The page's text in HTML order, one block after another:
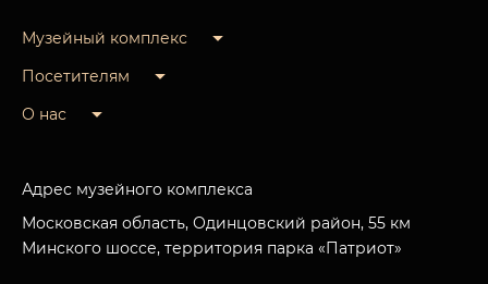
Музейный комплекс
Посетителям
О нас
Адрес музейного комплекса
Московская область, Одинцовский район, 55 км
Минского шоссе, территория парка «Патриот»